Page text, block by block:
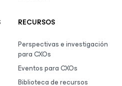
RECURSOS
Perspectivas e investigación
para CXOs
Eventos para CXOs
Biblioteca de recursos